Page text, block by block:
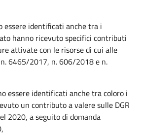
essere identificati anche tra i
hanno ricevuto specifici contributi
attivate con le risorse di cui alle
6465/2017, n. 606/2018 e n.
essere identificati anche tra coloro i
un contributo a valere sulle DGR
2020, a seguito di domanda